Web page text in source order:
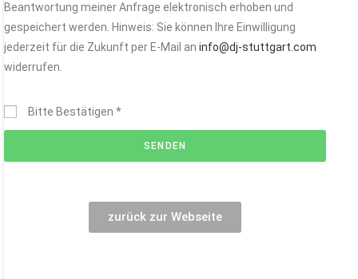
Beantwortung meiner Anfrage elektronisch erhoben und
gespeichert werden. Hinweis: Sie können Ihre Einwilligung
jederzeit für die Zukunft per E-Mail an info@dj-stuttgart.com
widerrufen.
Bitte Bestätigen *
SENDEN
zurück zur Webseite